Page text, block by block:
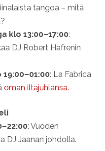
tangoa – mitä
klo 13:00–17:00:
DJ Robert Hafrenin
: La Fabrica
oman iltajuhlansa.
: Vuoden
DJ Jaanan johdolla.